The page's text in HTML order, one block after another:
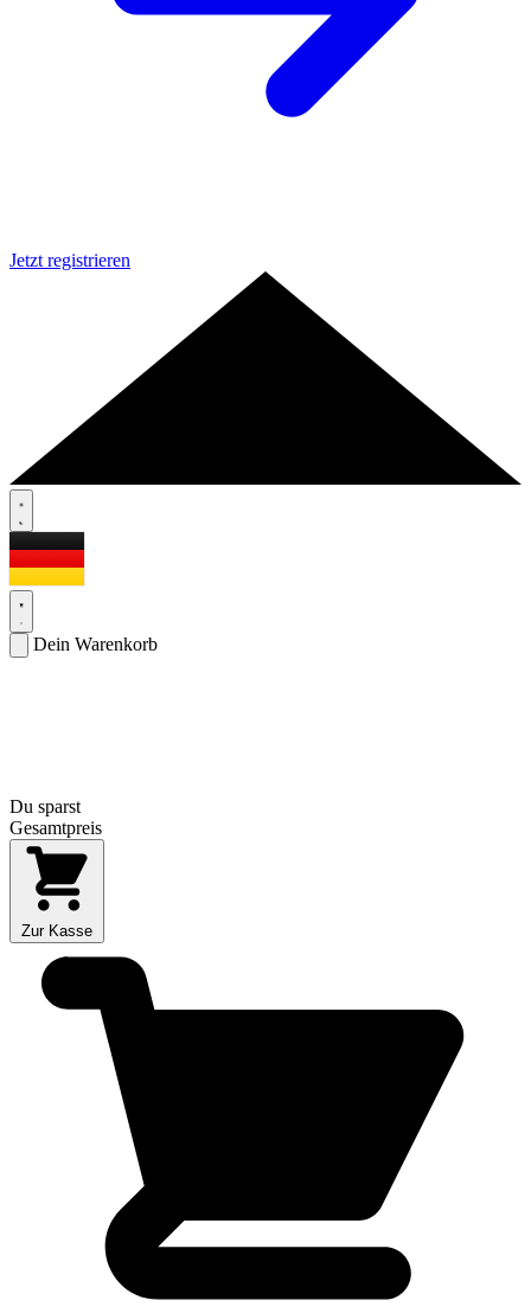
Jetzt registrieren
Dein Warenkorb
Du sparst
Gesamtpreis
Zur Kasse